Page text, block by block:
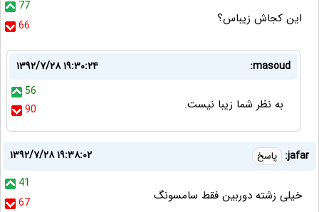
77
66
این کجاش زیباس؟
masoud:
۱۳۹۲/۷/۲۸ ۱۹:۳۰:۲۴
56
90
به نظر شما زیبا نیست.
jafar: پاسخ
۱۳۹۲/۷/۲۸ ۱۹:۳۸:۰۲
41
67
خیلی زشته دوربین فقط سامسونگ